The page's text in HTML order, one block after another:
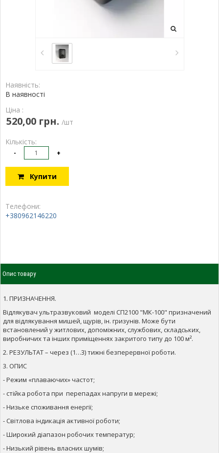
Наявність:
В наявності
Ціна :
520,00 грн. /шт
Кількість:
- +
Купити
Телефони:
+380962146220
Опис товару
1. ПРИЗНАЧЕННЯ.
Відлякувач ультразвуковий моделі СП2100 "МК-100" призначений
для відлякування мишей, щурів, ін. гризунів. Може бути
встановлений у житлових, допоміжних, службових, складських,
виробничих та інших приміщеннях закритого типу до 100 м².
2. РЕЗУЛЬТАТ – через (1…3) тижні безперервної роботи.
3. ОПИС
- Режим «плаваючих» частот;
- стійка робота при перепадах напруги в мережі;
- Низьке споживання енергії;
- Світлова індикація активної роботи;
- Широкий діапазон робочих температур;
- Низький рівень власних шумів;